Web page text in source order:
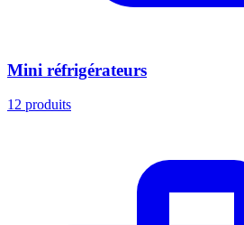
Mini réfrigérateurs
12 produits